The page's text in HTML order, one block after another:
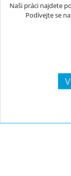
Naši práci najdete
Podívejte se